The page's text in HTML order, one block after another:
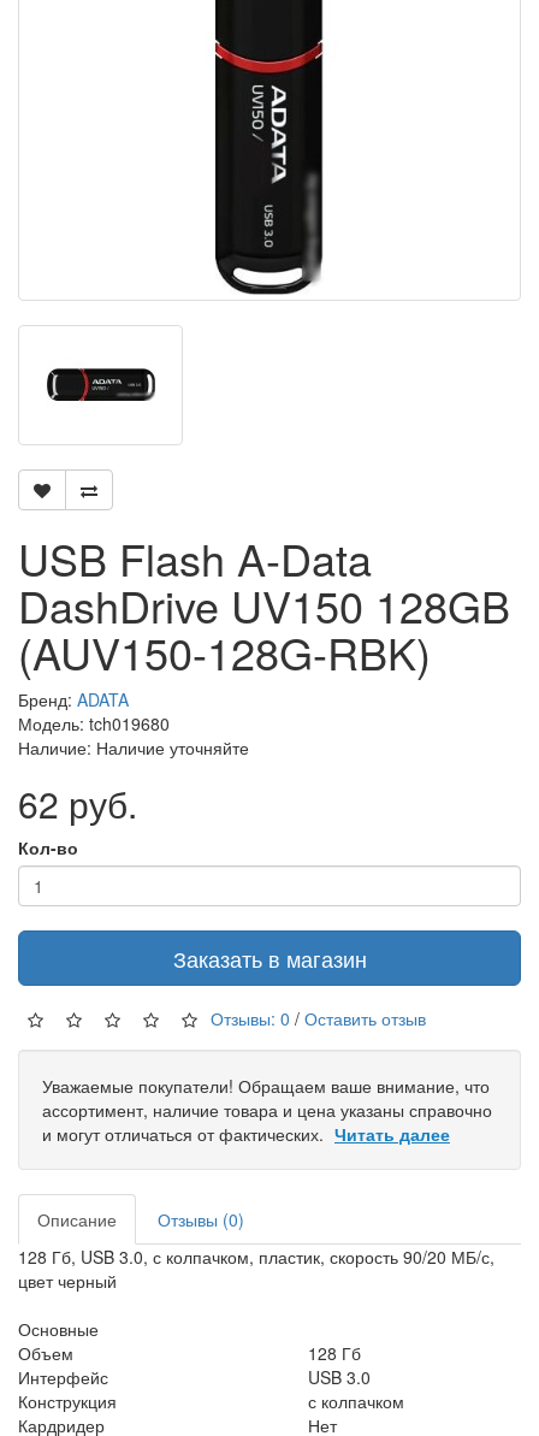
USB Flash A-Data
DashDrive UV150 128GB
(AUV150-128G-RBK)
Бренд: ADATA
Модель: tch019680
Наличие: Наличие уточняйте
62 руб.
Кол-во
Заказать в магазин
Отзывы: 0 / Оставить отзыв
Уважаемые покупатели! Обращаем ваше внимание, что
ассортимент, наличие товара и цена указаны справочно
и могут отличаться от фактических. Читать далее
Описание
Отзывы (0)
128 Гб, USB 3.0, с колпачком, пластик, скорость 90/20 МБ/с,
цвет черный
Основные
Объем
128 Гб
Интерфейс
USB 3.0
Конструкция
с колпачком
Кардридер
Нет